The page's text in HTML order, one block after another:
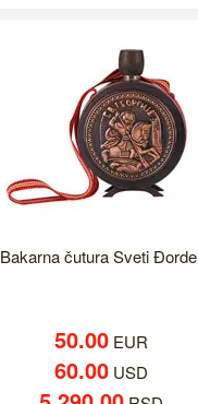
Bakarna čutura Sveti Đorde
50.00EUR
60.00USD